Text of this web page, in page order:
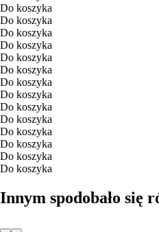
Do koszyka
Do koszyka
Do koszyka
Do koszyka
Do koszyka
Do koszyka
Do koszyka
Do koszyka
Do koszyka
Do koszyka
Do koszyka
Do koszyka
Do koszyka
Do koszyka
Innym spodobało się